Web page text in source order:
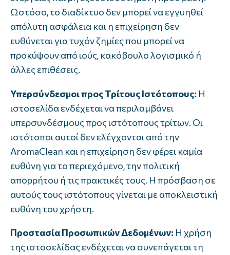
Ωστόσο, το διαδίκτυο δεν μπορεί να εγγυηθεί
απόλυτη ασφάλεια και η επιχείρηση δεν
ευθύνεται για τυχόν ζημίες που μπορεί να
προκύψουν από ιούς, κακόβουλο λογισμικό ή
άλλες επιθέσεις.
Υπερσύνδεσμοι προς Τρίτους Ιστότοπους: Η
ιστοσελίδα ενδέχεται να περιλαμβάνει
υπερσυνδέσμους προς ιστότοπους τρίτων. Οι
ιστότοποι αυτοί δεν ελέγχονται από την
AromaClean και η επιχείρηση δεν φέρει καμία
ευθύνη για το περιεχόμενο, την πολιτική
απορρήτου ή τις πρακτικές τους. Η πρόσβαση σε
αυτούς τους ιστότοπους γίνεται με αποκλειστική
ευθύνη του χρήστη.
Προστασία Προσωπικών Δεδομένων: Η χρήση
της ιστοσελίδας ενδέχεται να συνεπάγεται τη